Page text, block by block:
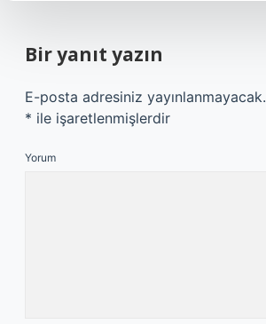
Bir yanıt yazın
E-posta adresiniz yayınlanmayacak.
* ile işaretlenmişlerdir
Yorum